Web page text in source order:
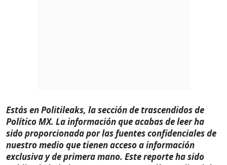
Estás en Politileaks, la sección de trascendidos de
Político MX. La información que acabas de leer ha
sido proporcionada por las fuentes confidenciales de
nuestro medio que tienen acceso a información
exclusiva y de primera mano. Este reporte ha sido